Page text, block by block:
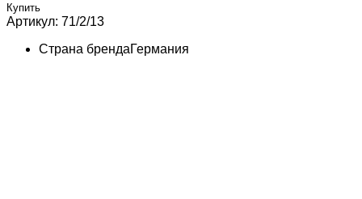
Купить
Артикул: 71/2/13
Страна брендаГермания